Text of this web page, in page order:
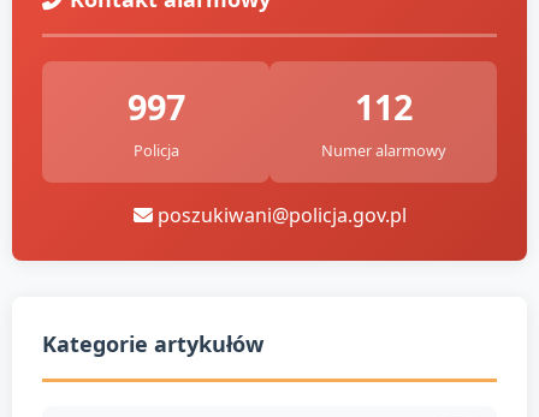
997
Policja
112
Numer alarmowy
poszukiwani@policja.gov.pl
Kategorie artykułów